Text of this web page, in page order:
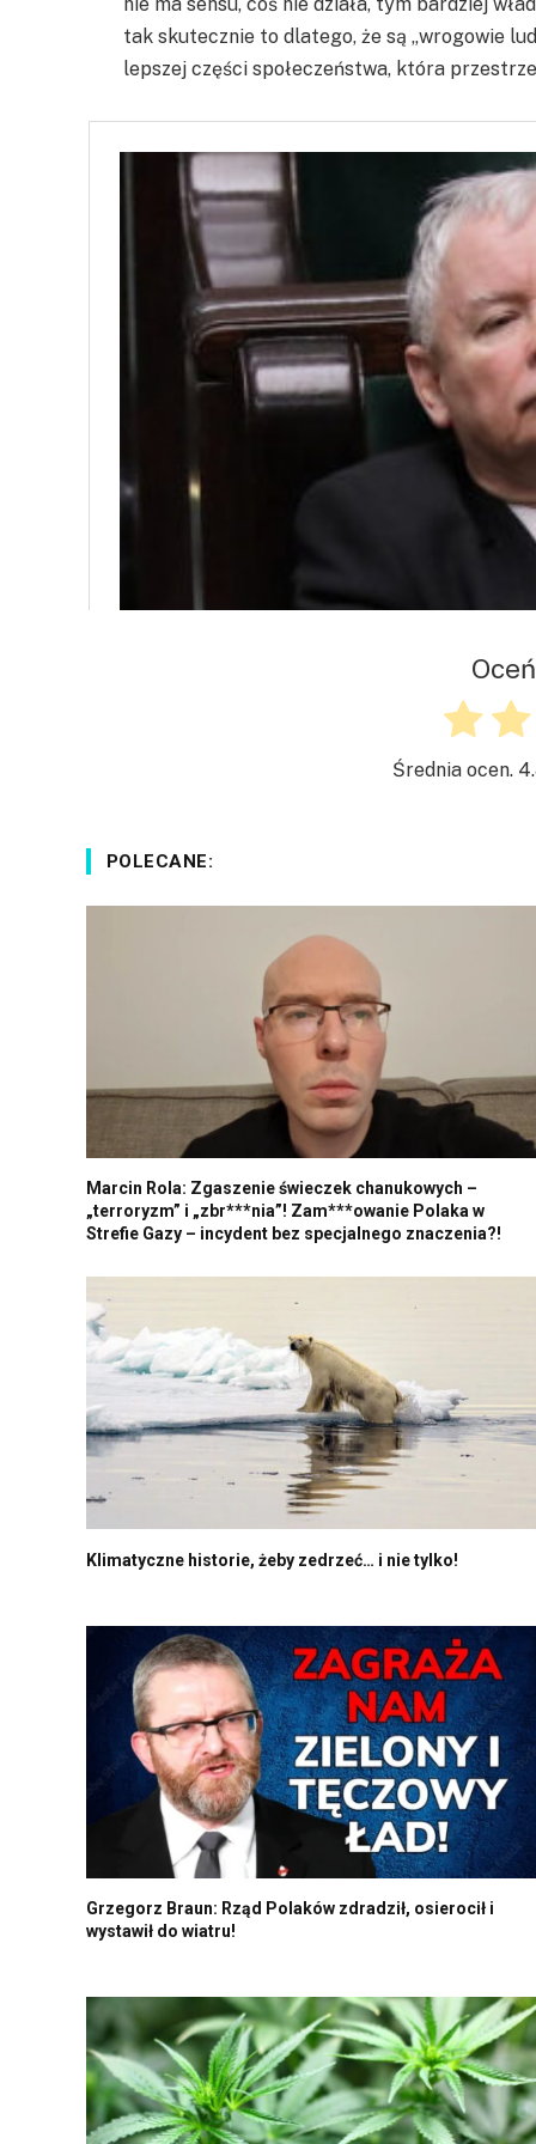
tak skutecznie to dlatego, że są „wrogowie
lepszej części społeczeństwa, która
Średnia ocen.
POLECANE:
Marcin Rola: Zgaszenie świeczek chanukowych –
„terroryzm” i „zbr***nia”! Zam***owanie Polaka w
Strefie Gazy – incydent bez specjalnego znaczenia?!
Klimatyczne historie, żeby zedrzeć… i nie tylko!
Grzegorz Braun: Rząd Polaków zdradził, osierocił i
wystawił do wiatru!